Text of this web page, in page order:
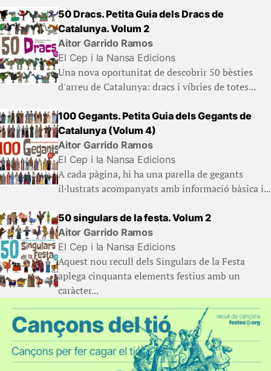
50 Dracs. Petita Guia dels Dracs de
Catalunya. Volum 2
Aitor Garrido Ramos
El Cep i la Nansa Edicions
Una nova oportunitat de descobrir 50 bèsties
d'arreu de Catalunya: dracs i víbries de totes...
100 Gegants. Petita Guia dels Gegants de
Catalunya (Volum 4)
Aitor Garrido Ramos
El Cep i la Nansa Edicions
A cada pàgina, hi ha una parella de gegants
il·lustrats acompanyats amb informació bàsica i...
50 singulars de la festa. Volum 2
Aitor Garrido Ramos
El Cep i la Nansa Edicions
Aquest nou recull dels Singulars de la Festa
aplega cinquanta elements festius amb un
caràcter...